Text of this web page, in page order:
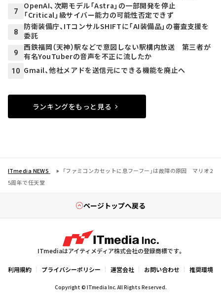
7
OpenAI、次期モデル「Astra」の一部開発を停止
「Critical」級サイバー能力の可能性否定できず
8
防衛装備庁、ITコンサルSHIFTに「AI装備品」の審査支援を
委託
9
西鉄福岡（天神）駅などで意図しない駅構内放送 第三者が
有名YouTuberの音声を不正に流したか
10 Gmail、他社メアドを送信元にできる機能を廃止へ
ランキングをもっと見る
ITmedia NEWS
「ファミコンカセットに息フーフー」は故障の原因 マリオ2
5周年で任天堂
ページトップへ戻る
ITmediaはアイティメディア株式会社の登録商標です。
利用規約 プライバシーポリシー 運営会社 お問い合わせ 推奨環境
Copyright © ITmedia Inc. All Rights Reserved.